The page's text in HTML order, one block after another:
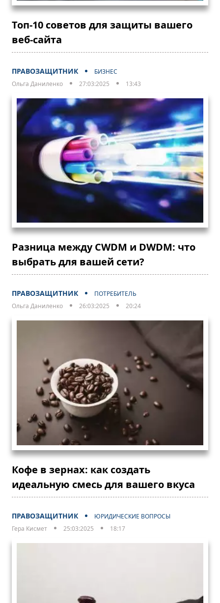
Топ-10 советов для защиты вашего
веб-сайта
ПРАВОЗАЩИТНИК
БИЗНЕС
Ольга Даниленко
27:03:2025 13:43
Разница между CWDM и DWDM: что
выбрать для вашей сети?
ПРАВОЗАЩИТНИК
ПОТРЕБИТЕЛЬ
Ольга Даниленко
26:03:2025 20:24
Кофе в зернах: как создать
идеальную смесь для вашего вкуса
ПРАВОЗАЩИТНИК
ЮРИДИЧЕСКИЕ ВОПРОСЫ
Гера Кисмет
25:03:2025 18:17